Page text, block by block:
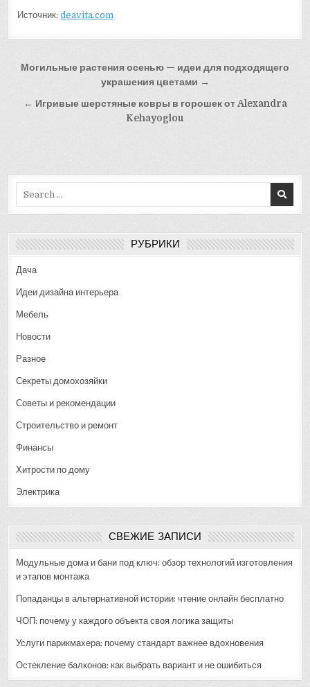
Источник:deavita.com
Навигация
записям
Могильные растения осенью — идеи для подходящего
украшения цветами →
← Игривые шерстяные ковры в горошек от Alexandra
Kehayoglou
РУБРИКИ
Дача
Идеи дизайна интерьера
Мебель
Новости
Разное
Секреты домохозяйки
Советы и рекомендации
Строительство и ремонт
Финансы
Хитрости по дому
Электрика
СВЕЖИЕ ЗАПИСИ
Модульные дома и бани под ключ: обзор технологий изготовления
и этапов монтажа
Попаданцы в альтернативной истории: чтение онлайн бесплатно
ЧОП: почему у каждого объекта своя логика защиты
Услуги парикмахера: почему стандарт важнее вдохновения
Остекление балконов: как выбрать вариант и не ошибиться